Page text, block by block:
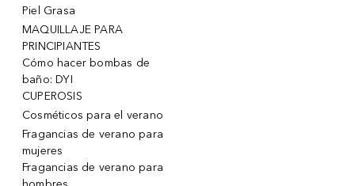
Piel Grasa
MAQUILLAJE PARA
PRINCIPIANTES
Cómo hacer bombas de
baño: DYI
CUPEROSIS
Cosméticos para el verano
Fragancias de verano para
mujeres
Fragancias de verano para